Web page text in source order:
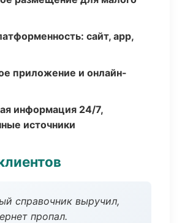
сайт, app,
приложение и онлайн-
информация 24/7,
источники
справочник выручил,
пропал.